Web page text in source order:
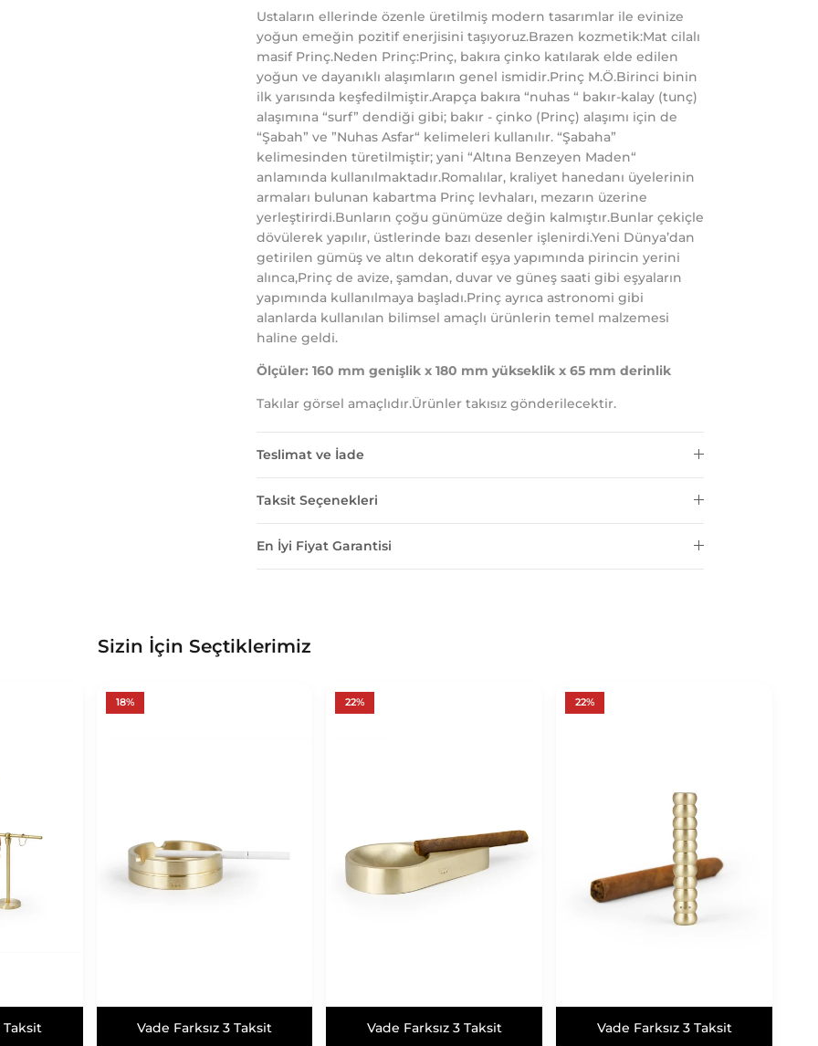
Ustaların ellerinde özenle üretilmiş modern tasarımlar ile evinize
yoğun emeğin pozitif enerjisini taşıyoruz.Brazen kozmetik:Mat cilalı
masif Prinç.Neden Prinç:Prinç, bakıra çinko katılarak elde edilen
yoğun ve dayanıklı alaşımların genel ismidir.Prinç M.Ö.Birinci binin
ilk yarısında keşfedilmiştir.Arapça bakıra “nuhas “ bakır-kalay (tunç)
alaşımına “surf” dendiği gibi; bakır - çinko (Prinç) alaşımı için de
“Şabah” ve ”Nuhas Asfar“ kelimeleri kullanılır. “Şabaha”
kelimesinden türetilmiştir; yani “Altına Benzeyen Maden“
anlamında kullanılmaktadır.Romalılar, kraliyet hanedanı üyelerinin
armaları bulunan kabartma Prinç levhaları, mezarın üzerine
yerleştirirdi.Bunların çoğu günümüze değin kalmıştır.Bunlar çekiçle
dövülerek yapılır, üstlerinde bazı desenler işlenirdi.Yeni Dünya’dan
getirilen gümüş ve altın dekoratif eşya yapımında pirincin yerini
alınca,Prinç de avize, şamdan, duvar ve güneş saati gibi eşyaların
yapımında kullanılmaya başladı.Prinç ayrıca astronomi gibi
alanlarda kullanılan bilimsel amaçlı ürünlerin temel malzemesi
haline geldi.
Ölçüler: 160 mm genişlik x 180 mm yükseklik x 65 mm derinlik
Takılar görsel amaçlıdır.Ürünler takısız gönderilecektir.
Teslimat ve İade
Taksit Seçenekleri
En İyi Fiyat Garantisi
Sizin İçin Seçtiklerimiz
Taksit
Taksit Vade Farksız 3 Taksit
Vade Farksız 3 Taksit
18%
Vade Farksız 3 Taksit
Vade Farksız 3 Taksit
22%
Vade Farksız 3 Taksit
Vade Farksız 3 Taksit
22%